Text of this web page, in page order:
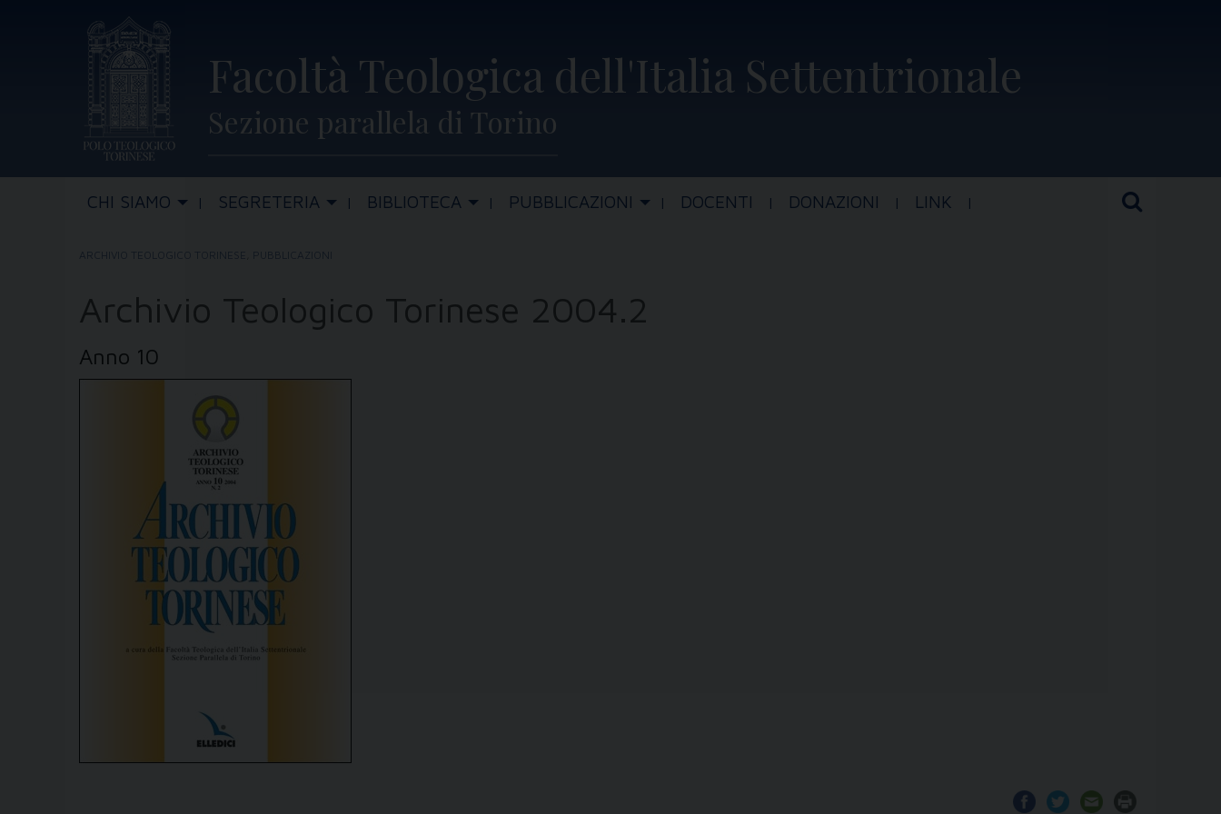
Facoltà Teologica dell'Italia Settentrionale
Sezione parallela di Torino
CHI SIAMO SEGRETERIA BIBLIOTECA PUBBLICAZIONI DOCENTI DONAZIONI LINK
ARCHIVIO TEOLOGICO TORINESE PUBBLICAZIONI
Archivio Teologico Torinese 2004.2
Anno 10